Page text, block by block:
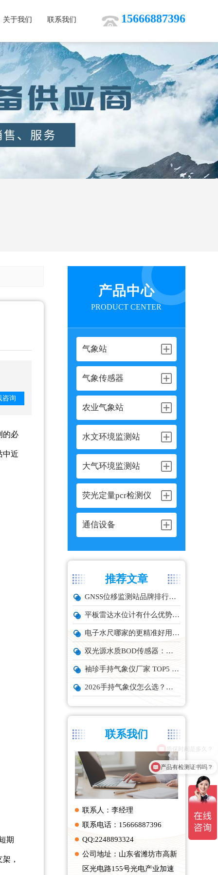
15666887396
关于我们 联系我们
产品中心
PRODUCT CENTER
气象站
气象传感器
农业气象站
水文环境监测站
大气环境监测站
荧光定量pcr检测仪
通信设备
推荐文章
GNSS位移监测站品牌排行与选型推荐
平板雷达水位计有什么优势？精准耐用品牌top1推荐！
电子水尺哪家的更精准好用？推荐云境天合TH-SC系列经济型设备
双光源水质BOD传感器：在线水体有机物监测设备厂家推荐
袖珍手持气象仪厂家 TOP5 实力榜单
2026手持气象仪怎么选？云境天合、天蔚主流机型深度测评
联系我们
联系人：李经理
联系电话：15666887396
QQ:2248893324
公司地址：山东省潍坊市高新
区光电路155号光电产业加速
咨询
的必
中近
期
，
产品有检测证书吗？